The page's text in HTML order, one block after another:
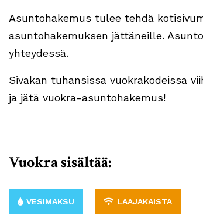
Asuntohakemus tulee tehdä
asuntohakemuksen jättäneille.
yhteydessä.
Sivakan tuhansissa vuokrakodeissa
ja jätä vuokra-asuntohakemus!
Vuokra sisältää:
VESIMAKSU LAAJAKAISTA